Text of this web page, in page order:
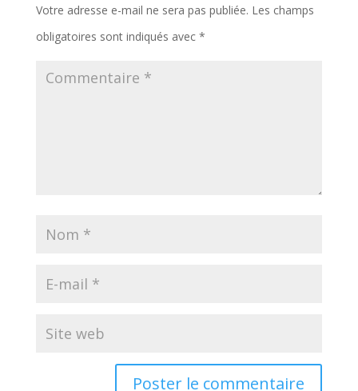
Votre adresse e-mail ne sera pas publiée. Les champs
obligatoires sont indiqués avec *